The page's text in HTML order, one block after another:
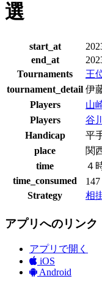
選
start_at
end_at
Tournaments
王
tournament_detail 伊
Players
山
Players
谷
Handicap
平
place
関
time
４
time_consumed
Strategy
相
アプリへのリンク
アプリで開く
iOS
Android